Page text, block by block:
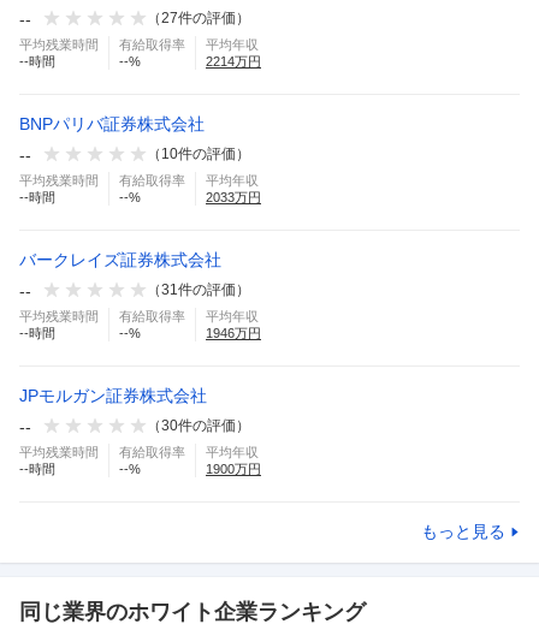
--
（27件の評価）
平均残業時間
--時間
有給取得率
--%
平均年収
2214万円
BNPパリバ証券株式会社
--
（ 10件の評価）
平均残業時間
--時間
有給取得率
--%
平均年収
2033万円
バークレイズ証券株式会社
--
（31件の評価）
平均残業時間
--時間
有給取得率
--%
平均年収
1946万円
JPモルガン証券株式会社
--
（30件の評価）
平均残業時間
--時間
有給取得率
--%
平均年収
1900万円
もっと見る
同じ業界のホワイト企業ランキング